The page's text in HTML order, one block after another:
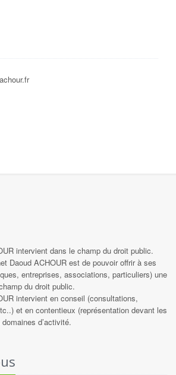
intervient dans le champ du droit public.
Daoud ACHOUR est de pouvoir offrir à ses
entreprises, associations, particuliers) une
du droit public.
intervient en conseil (consultations,
et en contentieux (représentation devant les
d’activité.